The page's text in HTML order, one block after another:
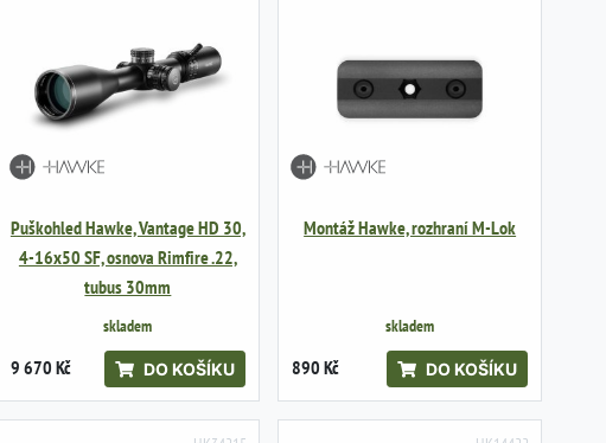
Puškohled Hawke, Vantage HD 30,
4-16x50 SF, osnova Rimfire .22,
tubus 30mm
skladem
9 670 Kč DO KOŠÍKU
Montáž Hawke, rozhraní M-Lok
skladem
890 Kč DO KOŠÍKU